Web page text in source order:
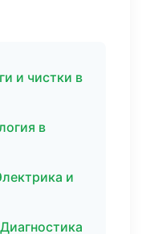
и чистки в
в
и